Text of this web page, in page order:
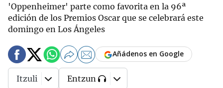
'Oppenheimer' parte como favorita en la 96ª
edición de los Premios Oscar que se celebrará este
domingo en Los Ángeles
Añádenos en Google
Itzuli Entzun